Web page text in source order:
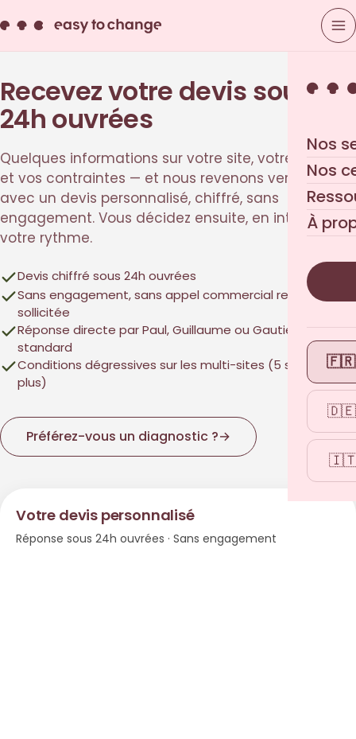
Nos
Nos
À
🇫🇷
🇩🇪
Recevez votre devis sous
24h ouvrées
Quelques informations sur votre site, votre besoin
et vos contraintes — et nous revenons vers vous
avec un devis personnalisé, chiffré, sans
engagement. Vous décidez ensuite, en interne, à
votre rythme.
Devis chiffré sous 24h ouvrées
Sans engagement, sans appel commercial relance non
sollicitée
Réponse directe par Paul, Guillaume ou Gautier — pas un
standard
Conditions dégressives sur les multi-sites (5 sites et
plus)
Préférez-vous un diagnostic ?→
Votre devis personnalisé
Réponse sous 24h ouvrées · Sans engagement